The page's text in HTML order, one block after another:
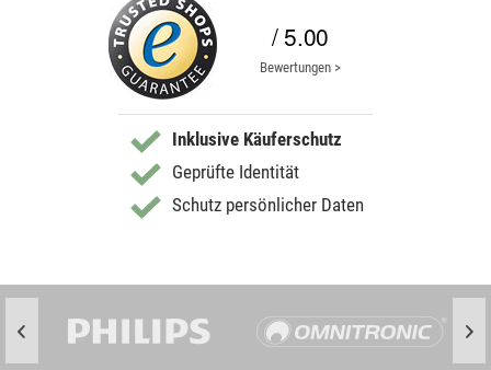
/ 5.00
Bewertungen >
Inklusive Käuferschutz
Geprüfte Identität
Schutz persönlicher Daten